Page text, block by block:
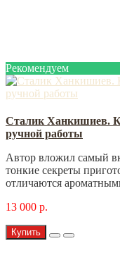
Рекомендуем
Сталик Ханкишиев.
ручной работы
Автор вложил самый
тонкие секреты
отличаются
13 000 р.
Купить